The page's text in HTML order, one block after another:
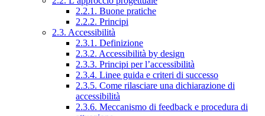
2.2.1. Buone pratiche
2.2.2. Principi
2.3. Accessibilità
2.3.1. Definizione
2.3.2. Accessibilità by design
2.3.3. Principi per l’accessibilità
2.3.4. Linee guida e criteri di successo
2.3.5. Come rilasciare una dichiarazione di
accessibilità
2.3.6. Meccanismo di feedback e procedura di